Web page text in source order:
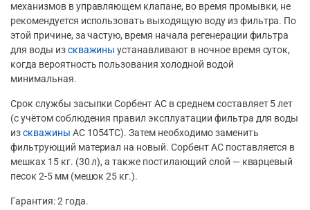
механизмов в управляющем клапане, во время промывки, не
рекомендуется использовать выходящую воду из фильтра. По
этой причине, за частую, время начала регенерации фильтра
для воды изскважины устанавливают в ночное время суток,
когда вероятность пользования холодной водой
минимальная.
Срок службы засыпки Сорбент АС в среднем составляет 5 лет
(с учётом соблюдения правил эксплуатации фильтра для воды
изскважины АС 1054TC). Затем необходимо заменить
фильтрующий материал на новый. Сорбент АС поставляется в
мешках 15 кг. (30 л), а также постилающий слой — кварцевый
песок 2-5 мм (мешок 25 кг.).
Гарантия: 2 года.